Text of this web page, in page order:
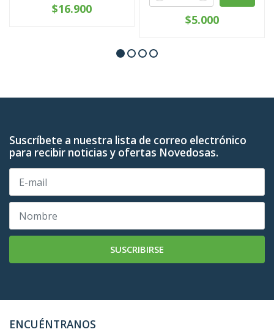
$16.900
$5.000
Suscríbete a nuestra lista de correo electrónico
para recibir noticias y ofertas Novedosas.
SUSCRIBIRSE
ENCUÉNTRANOS